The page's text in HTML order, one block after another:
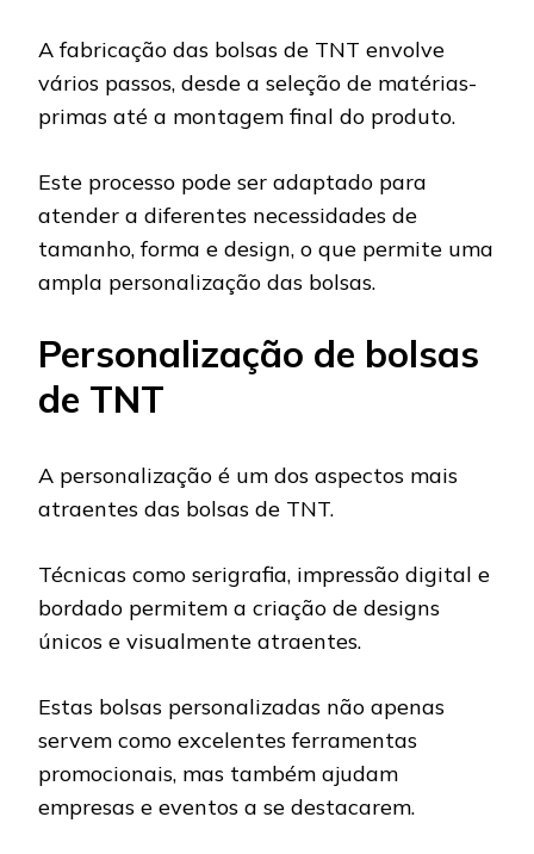
A fabricação das bolsas de TNT envolve
vários passos, desde a seleção de matérias-
primas até a montagem final do produto.
Este processo pode ser adaptado para
atender a diferentes necessidades de
tamanho, forma e design, o que permite uma
ampla personalização das bolsas.
Personalização de bolsas
de TNT
A personalização é um dos aspectos mais
atraentes das bolsas de TNT.
Técnicas como serigrafia, impressão digital e
bordado permitem a criação de designs
únicos e visualmente atraentes.
Estas bolsas personalizadas não apenas
servem como excelentes ferramentas
promocionais, mas também ajudam
empresas e eventos a se destacarem.